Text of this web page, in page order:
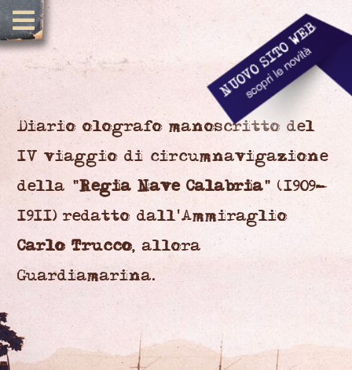
Diario olografo manoscritto del
IV viaggio di circumnavigazione
della "Regia Nave Calabria" (1909-
1911) redatto dall'Ammiraglio
Carlo Trucco, allora
Guardiamarina.